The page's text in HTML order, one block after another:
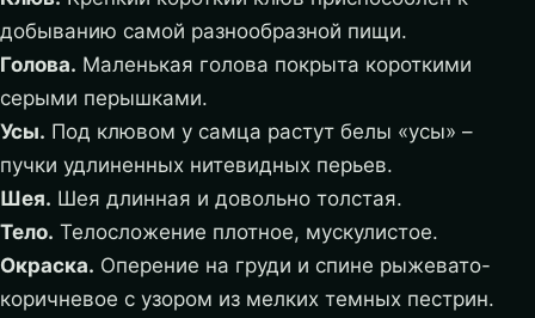
добыванию самой разнообразной пищи.
Голова. Маленькая голова покрыта короткими
серыми перышками.
Усы. Под клювом у самца растут белы «усы» –
пучки удлиненных нитевидных перьев.
Шея. Шея длинная и довольно толстая.
Тело. Телосложение плотное, мускулистое.
Окраска. Оперение на груди и спине рыжевато-
коричневое с узором из мелких темных пестрин.